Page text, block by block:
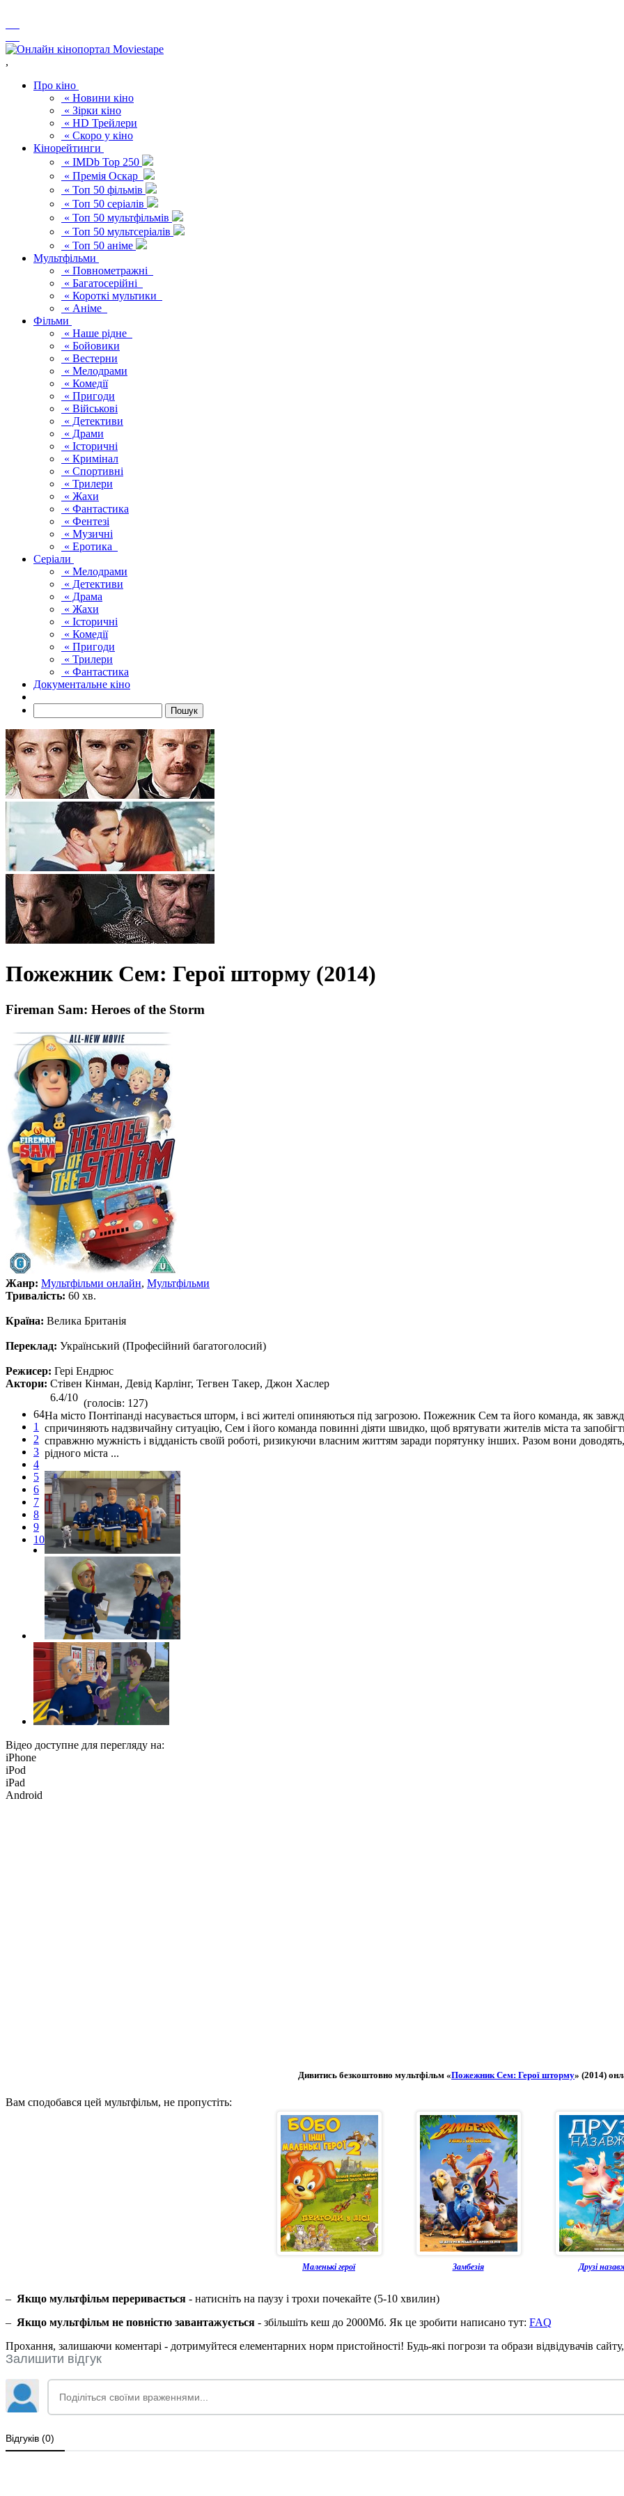
,
Про кіно
« Новини кіно
« Зірки кіно
« HD Трейлери
« Скоро у кіно
Кінорейтинги
« IMDb Top 250
« Премія Оскар
« Топ 50 фільмів
« Топ 50 серіалів
« Топ 50 мультфільмів
« Топ 50 мультсеріалів
« Топ 50 аніме
Мультфільми
« Повнометражні
« Багатосерійні
« Короткі мультики
« Аніме
Фільми
« Наше рідне
« Бойовики
« Вестерни
« Мелодрами
« Комедії
« Пригоди
« Військові
« Детективи
« Драми
« Історичні
« Кримінал
« Спортивні
« Трилери
« Жахи
« Фантастика
« Фентезі
« Музичні
« Еротика
Серіали
« Мелодрами
« Детективи
« Драма
« Жахи
« Історичні
« Комедії
« Пригоди
« Трилери
« Фантастика
Документальне кіно
Пошук
Пожежник Сем: Герої шторму (2014)
Fireman Sam: Heroes of the Storm
Жанр: Мультфільми онлайн, Мультфільми
Тривалість: 60 хв.
Країна: Велика Британія
Переклад: Український (Професійний багатоголосий)
Режисер: Гері Ендрюс
Актори: Стівен Кінман, Девід Карлінг, Тегвен Такер, Джон Хаслер
64
1
2
3
4
5
6
7
8
9
10
6.4/10 (голосів: 127)
На місто Понтіпанді насувається шторм, і всі жителі опиняються під загрозою. Пожежник Сем та його команда, як
спричиняють надзвичайну ситуацію, Сем і його команда повинні діяти швидко, щоб врятувати жителів міста та
справжню мужність і відданість своїй роботі, ризикуючи власним життям заради порятунку інших. Разом вони
рідного міста ...
Відео доступне для перегляду на:
iPhone
iPod
iPad
Android
Дивитись безкоштовно мультфільм «Пожежник Сем: Герої шторму» (2014)
Вам сподобався цей мультфільм, не пропустіть:
Маленькі герої Замбезія Друзі
– Якщо мультфільм переривається - натисніть на паузу і трохи почекайте (5-10 хвилин)
– Якщо мультфільм не повністю завантажується - збільшіть кеш до 2000Мб. Як це зробити написано тут: FAQ
Прохання, залишаючи коментарі - дотримуйтеся елементарних норм пристойності! Будь-які погрози та образи відвідувачів